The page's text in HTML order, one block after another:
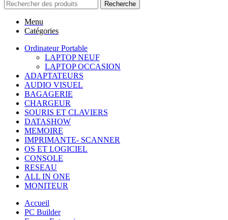
Recherche
Menu
Catégories
Ordinateur Portable
LAPTOP NEUF
LAPTOP OCCASION
ADAPTATEURS
AUDIO VISUEL
BAGAGERIE
CHARGEUR
SOURIS ET CLAVIERS
DATASHOW
MEMOIRE
IMPRIMANTE- SCANNER
OS ET LOGICIEL
CONSOLE
RESEAU
ALL IN ONE
MONITEUR
Accueil
PC Builder